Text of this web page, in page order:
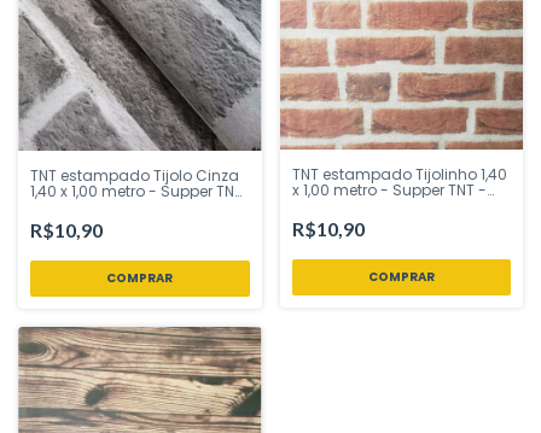
TNT estampado Tijolo Cinza
1,40 x 1,00 metro - Supper TNT
R$10,90
TNT estampado Tijolinho 1,40
x 1,00 metro - Supper TNT -
R$10,90